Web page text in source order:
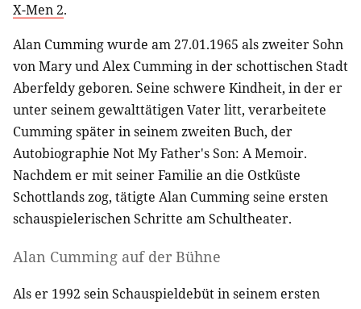
X-Men 2.
Alan Cumming wurde am 27.01.1965 als zweiter Sohn
von Mary und Alex Cumming in der schottischen Stadt
Aberfeldy geboren. Seine schwere Kindheit, in der er
unter seinem gewalttätigen Vater litt, verarbeitete
Cumming später in seinem zweiten Buch, der
Autobiographie Not My Father's Son: A Memoir.
Nachdem er mit seiner Familie an die Ostküste
Schottlands zog, tätigte Alan Cumming seine ersten
schauspielerischen Schritte am Schultheater.
Alan Cumming auf der Bühne
Als er 1992 sein Schauspieldebüt in seinem ersten